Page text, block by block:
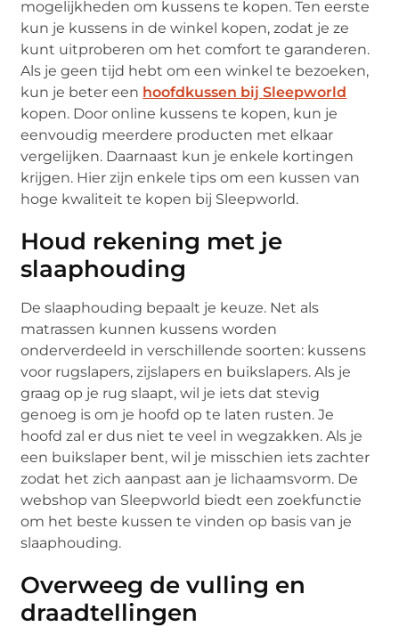
mogelijkheden om kussens te kopen. Ten eerste
kun je kussens in de winkel kopen, zodat je ze
kunt uitproberen om het comfort te garanderen.
Als je geen tijd hebt om een winkel te bezoeken,
kun je beter een hoofdkussen bij Sleepworld
kopen. Door online kussens te kopen, kun je
eenvoudig meerdere producten met elkaar
vergelijken. Daarnaast kun je enkele kortingen
krijgen. Hier zijn enkele tips om een ​​kussen van
hoge kwaliteit te kopen bij Sleepworld.
Houd rekening met je
slaaphouding
De slaaphouding bepaalt je keuze. Net als
matrassen kunnen kussens worden
onderverdeeld in verschillende soorten: kussens
voor rugslapers, zijslapers en buikslapers. Als je
graag op je rug slaapt, wil je iets dat stevig
genoeg is om je hoofd op te laten rusten. Je
hoofd zal er dus niet te veel in wegzakken. Als je
een buikslaper bent, wil je misschien iets zachter
zodat het zich aanpast aan je lichaamsvorm. De
webshop van Sleepworld biedt een zoekfunctie
om het beste kussen te vinden op basis van je
slaaphouding.
Overweeg de vulling en
draadtellingen